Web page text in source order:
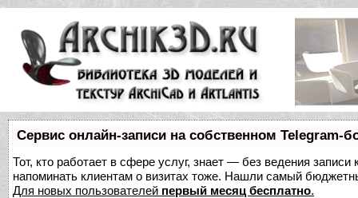
Сервис онлайн-записи на собственном Telegram-
Тот, кто работает в сфере услуг, знает — без ведения
напоминать клиентам о визитах тоже. Нашли самый
Для новых пользователей первый месяц бесплатно.